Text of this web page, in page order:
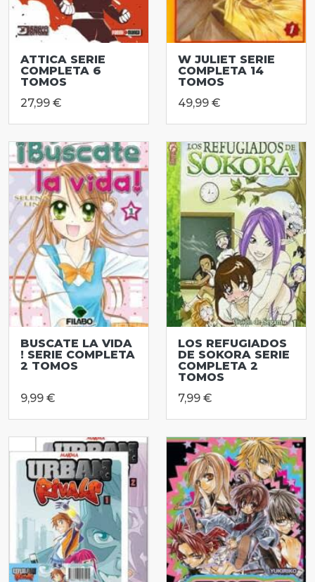
ATTICA SERIE
COMPLETA 6
TOMOS
27,99 €
W JULIET SERIE
COMPLETA 14
TOMOS
49,99 €
BUSCATE LA VIDA
! SERIE COMPLETA
2 TOMOS
9,99 €
LOS REFUGIADOS
DE SOKORA SERIE
COMPLETA 2
TOMOS
7,99 €